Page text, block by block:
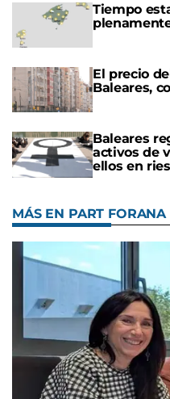
Tiempo
El precio
Baleares,
Baleares
activos de
ellos en
MÁS EN PART FORANA